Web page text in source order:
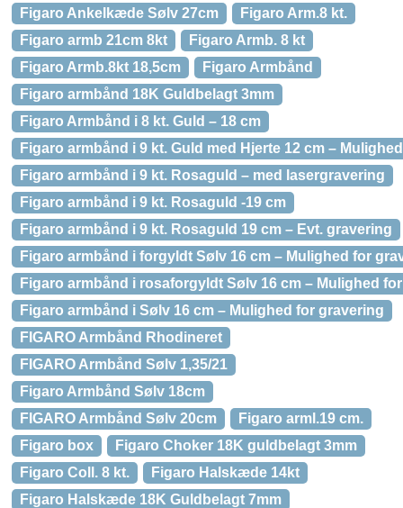
Figaro Ankelkæde Sølv 27cm
Figaro Arm.8 kt.
Figaro armb 21cm 8kt
Figaro Armb. 8 kt
Figaro Armb.8kt 18,5cm
Figaro Armbånd
Figaro armbånd 18K Guldbelagt 3mm
Figaro Armbånd i 8 kt. Guld – 18 cm
Figaro armbånd i 9 kt. Guld med Hjerte 12 cm –
Figaro armbånd i 9 kt. Rosaguld – med lasergravering
Figaro armbånd i 9 kt. Rosaguld -19 cm
Figaro armbånd i 9 kt. Rosaguld 19 cm – Evt. gravering
Figaro armbånd i forgyldt Sølv 16 cm – Mulighed for
Figaro armbånd i rosaforgyldt Sølv 16 cm – Mulighed
Figaro armbånd i Sølv 16 cm – Mulighed for gravering
FIGARO Armbånd Rhodineret
FIGARO Armbånd Sølv 1,35/21
Figaro Armbånd Sølv 18cm
FIGARO Armbånd Sølv 20cm
Figaro arml.19 cm.
Figaro box
Figaro Choker 18K guldbelagt 3mm
Figaro Coll. 8 kt.
Figaro Halskæde 14kt
Figaro Halskæde 18K Guldbelagt 7mm